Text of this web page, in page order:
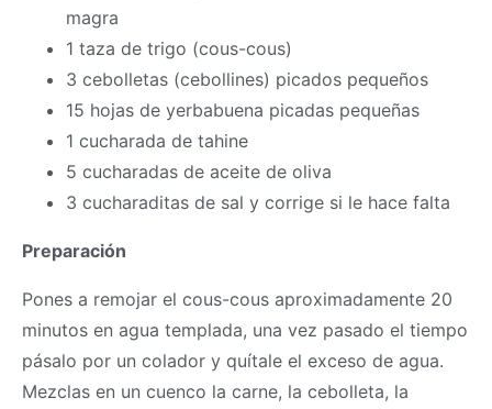
magra
1 taza de trigo (cous-cous)
3 cebolletas (cebollines) picados pequeños
15 hojas de yerbabuena picadas pequeñas
1 cucharada de tahine
5 cucharadas de aceite de oliva
3 cucharaditas de sal y corrige si le hace falta
Preparación
Pones a remojar el cous-cous aproximadamente 20
minutos en agua templada, una vez pasado el tiempo
pásalo por un colador y quítale el exceso de agua.
Mezclas en un cuenco la carne, la cebolleta, la